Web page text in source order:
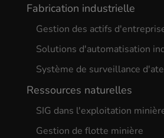
Fabrication industrielle
Gestion des actifs
Solutions d'automatisation
Système de surveillance
Ressources naturelles
SIG dans l'exploitation
Gestion de flotte minière